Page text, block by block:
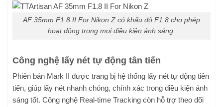
AF 35mm F1.8 II For Nikon Z có khẩu độ F1.8 cho phép
hoạt động trong mọi điều kiện ánh sáng
Công nghệ lấy nét tự động tân tiến
Phiên bản Mark II được trang bị hệ thống lấy nét tự động tiên
tiến, giúp lấy nét nhanh chóng, chính xác trong điều kiện ánh
sáng tốt. Công nghệ Real-time Tracking còn hỗ trợ theo dõi